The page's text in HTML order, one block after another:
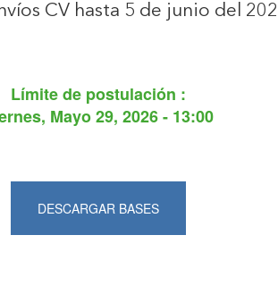
CV hasta 5 de junio del
Límite de postulación :
Mayo 29, 2026 - 13:00
DESCARGAR BASES